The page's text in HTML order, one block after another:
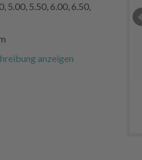
5.00, 5.50, 6.00, 6.50,
anzeigen